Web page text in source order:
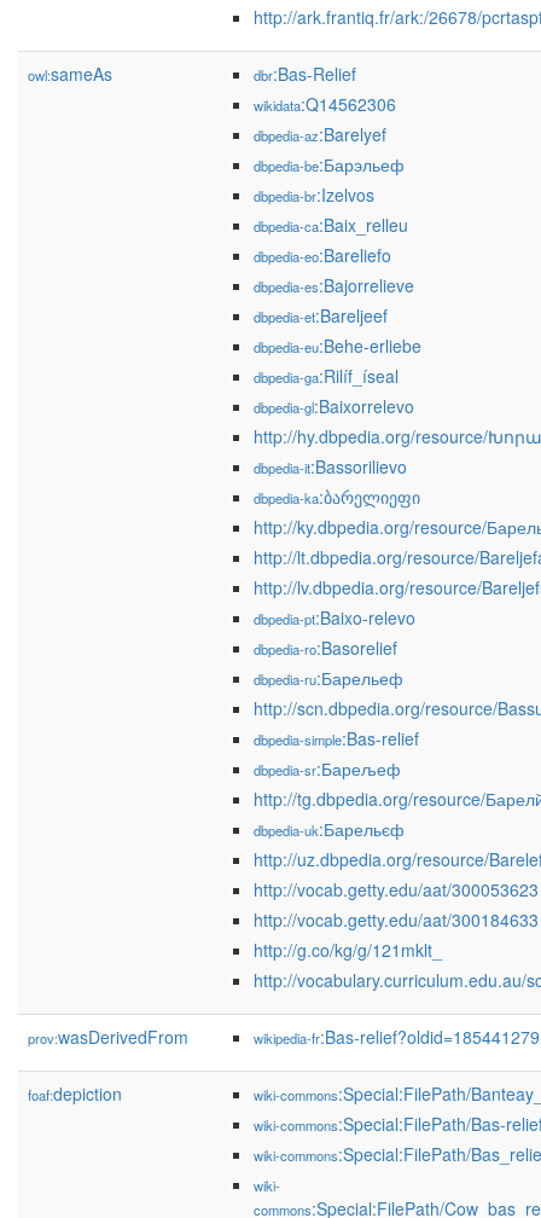
http://ark.frantiq.fr/ark:/26678/
owl:sameAs dbr:Bas-Relief
wikidata:Q14562306
dbpedia-az:Barelyef
dbpedia-be:Барэльеф
dbpedia-br:Izelvos
dbpedia-ca:Baix_relleu
dbpedia-eo:Bareliefo
dbpedia-es:Bajorrelieve
dbpedia-et:Bareljeef
dbpedia-eu:Behe-erliebe
dbpedia-ga:Rilíf_íseal
dbpedia-gl:Baixorrelevo
http://hy.dbpedia.org/resource/
dbpedia-it:Bassorilievo
dbpedia-ka:ბარელიეფი
http://ky.dbpedia.org/resource/
http://lt.dbpedia.org/resource/
http://lv.dbpedia.org/resource/
dbpedia-pt:Baixo-relevo
dbpedia-ro:Basorelief
dbpedia-ru:Барельеф
http://scn.dbpedia.org/resource/
dbpedia-simple:Bas-relief
dbpedia-sr:Барељеф
http://tg.dbpedia.org/resource/
dbpedia-uk:Барельєф
http://uz.dbpedia.org/resource/
http://vocab.getty.edu/aat/300053623
http://vocab.getty.edu/aat/300184633
http://g.co/kg/g/121mklt_
http://vocabulary.curriculum.edu.au/
prov:wasDerivedFrom wikipedia-fr:Bas-
foaf:depiction wiki-commons:Special:FilePath/
wiki-commons:Special:FilePath/Bas-
wiki-commons:Special:FilePath/
wiki-
commons:Special:FilePath/